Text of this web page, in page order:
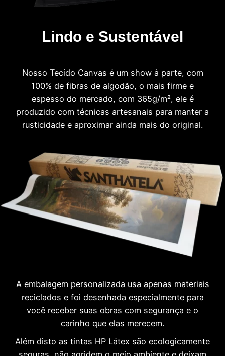
Lindo e Sustentável
Nosso Tecido Canvas é um show à parte, com
100% de fibras de algodão, o mais firme e
espesso do mercado, com 365g/m², ele é
produzido com técnicas artesanais para manter a
rusticidade e aproximar ainda mais do original.
A embalagem personalizada usa apenas materiais
reciclados e foi desenhada especialmente para
você receber suas obras com segurança e o
carinho que elas merecem.
Além disto as tintas HP Látex são ecologicamente